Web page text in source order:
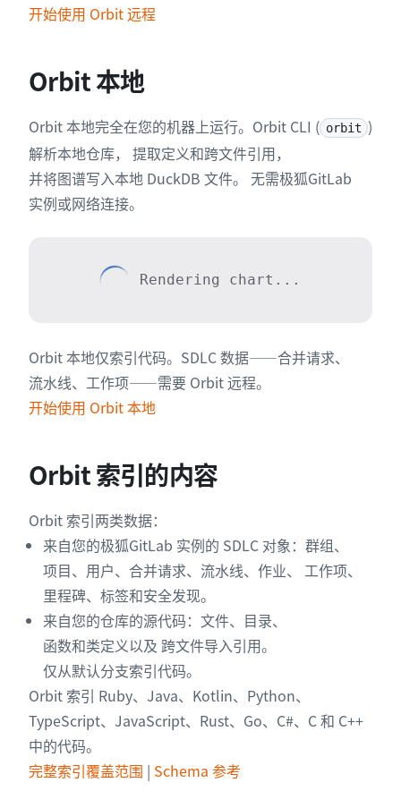
开始使用 Orbit 远程
Orbit 本地
Orbit 本地完全在您的机器上运行。Orbit CLI ( orbit )
解析本地仓库， 提取定义和跨文件引用，
并将图谱写入本地 DuckDB 文件。 无需极狐GitLab
实例或网络连接。
Rendering chart...
Orbit 本地仅索引代码。SDLC 数据——合并请求、
流水线、工作项——需要 Orbit 远程。
开始使用 Orbit 本地
Orbit 索引的内容
Orbit 索引两类数据：
来自您的极狐GitLab 实例的 SDLC 对象：群组、
项目、用户、合并请求、流水线、作业、 工作项、
里程碑、标签和安全发现。
来自您的仓库的源代码：文件、目录、
函数和类定义以及 跨文件导入引用。
仅从默认分支索引代码。
Orbit 索引 Ruby、Java、Kotlin、Python、
TypeScript、JavaScript、Rust、Go、C#、C 和 C++
中的代码。
完整索引覆盖范围 | Schema 参考